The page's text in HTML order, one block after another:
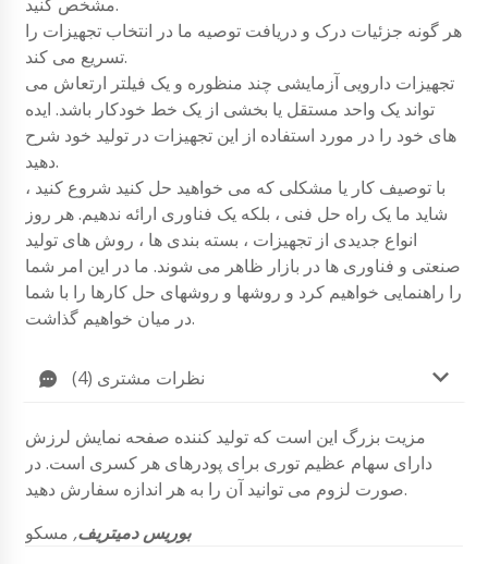
هر گونه جزئیات درک و دریافت توصیه ما در انتخاب تجهیزات را
تسریع می کند.
تجهیزات دارویی آزمایشی چند منظوره و یک فیلتر ارتعاش می
تواند یک واحد مستقل یا بخشی از یک خط خودکار باشد. ایده
های خود را در مورد استفاده از این تجهیزات در تولید خود شرح
دهید.
با توصیف کار یا مشکلی که می خواهید حل کنید شروع کنید ،
شاید ما یک راه حل فنی ، بلکه یک فناوری ارائه ندهیم. هر روز
انواع جدیدی از تجهیزات ، بسته بندی ها ، روش های تولید
صنعتی و فناوری ها در بازار ظاهر می شوند. ما در این امر شما
را راهنمایی خواهیم کرد و روشها و روشهای حل کارها را با شما
در میان خواهیم گذاشت.
نظرات مشتری (4)
مزیت بزرگ این است که تولید کننده صفحه نمایش لرزش
دارای سهام عظیم توری برای پودرهای هر کسری است. در
صورت لزوم می توانید آن را به هر اندازه سفارش دهید.
بوریس دمیتریف, مسکو